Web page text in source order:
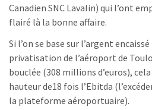
Canadien SNC Lavalin) qui l’ont
flairé là la bonne affaire.
Si l’on se base sur l’argent
privatisation de l’aéroport de
bouclée (308 millions d’euros),
hauteur de18 fois l’Ebitda
la plateforme aéroportuaire).